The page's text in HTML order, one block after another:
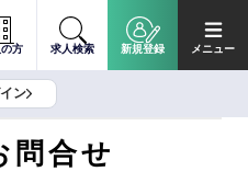
方 求人検索 新規登録 メニュー
ン
問合せ